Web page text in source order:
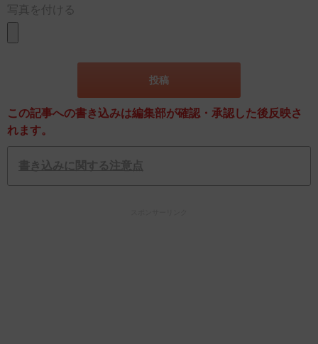
写真を付ける
この記事への書き込みは編集部が確認・承認した後反映さ
れます。
書き込みに関する注意点